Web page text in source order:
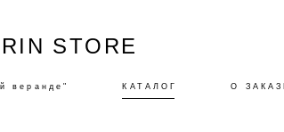
STORE
веранде" КАТАЛОГ О